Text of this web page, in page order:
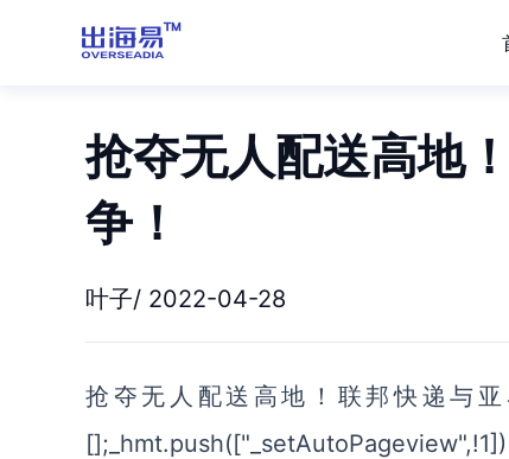
抢夺无人配送高地
争！
叶子/ 2022-04-28
抢夺无人配送高地！联邦快递与亚
[];_hmt.push(["_setAutoPageview",!1])